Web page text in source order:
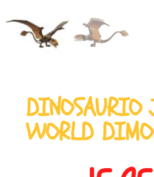
DINOSAURIO
WORLD